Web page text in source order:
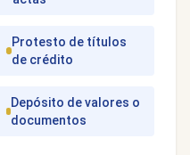
Protesto de títulos
de crédito
Depósito de valores o
documentos